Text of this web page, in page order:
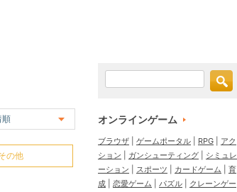
順
の他
オンラインゲーム
ブラウザ ゲームポータル RPG
アク
ション
ガンシューティング
シミュレ
ーション
スポーツ カードゲーム
育
成
恋愛ゲーム パズル
クレーンゲー